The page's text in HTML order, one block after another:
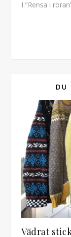
I ”Rensa i
DU
Vädrat